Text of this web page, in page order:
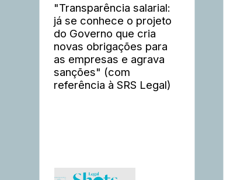
"Transparência salarial:
já se conhece o projeto
do Governo que cria
novas obrigações para
as empresas e agrava
sanções" (com
referência à SRS Legal)